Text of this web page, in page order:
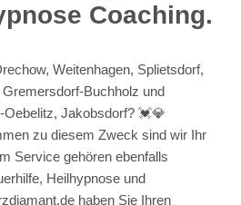
Coaching.
Weitenhagen, Splietsdorf,
Buchholz und
Jakobsdorf? 💓️💎
zu diesem Zweck sind wir Ihr
Service gehören ebenfalls
Heilhypnose und
haben Sie Ihren